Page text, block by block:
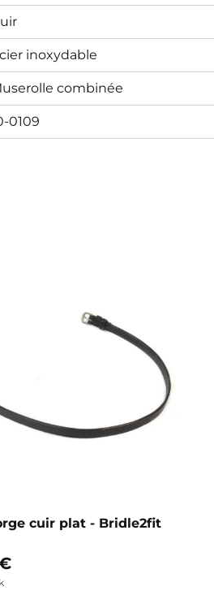
inoxydable
combinée
0109
cuir plat - Bridle2fit